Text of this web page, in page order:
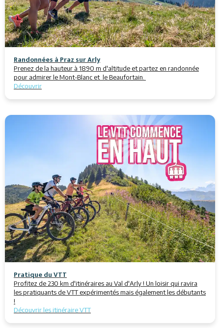
Randonnées à Praz sur Arly
Prenez de la hauteur à 1890 m d'altitude et partez en randonnée
pour admirer le Mont-Blanc et le Beaufortain.
Découvrir
Pratique du VTT
Profitez de 230 km d'itinéraires au Val d'Arly ! Un loisir qui ravira
les pratiquants de VTT expérimentés mais également les débutants
!
Découvrir les itinéraire VTT